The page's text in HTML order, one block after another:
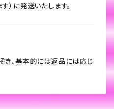
）に発送いたします。
、基本的には返品には応じ